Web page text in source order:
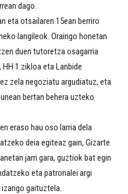
dago.
eta otsailaren 15ean berriro
langileok. Oraingo honetan
duen tutoretza osagarria
1.zikloa eta Lanbide
zela negoziatu argudiatuz, eta
bertan behera uzteko
eraso hau oso larria dela
deia egiteaz gain, Gizarte
jarri gara, guztiok bat egin
eta patronalei argi
gaituztela.